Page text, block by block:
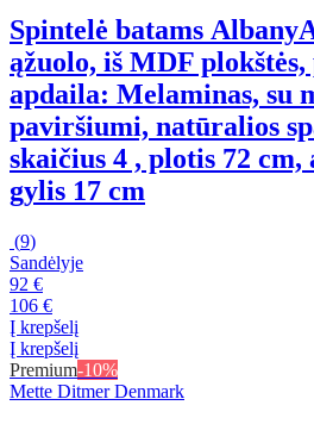
Spintelė batams Albany
ąžuolo, iš MDF
apdaila: Melaminas, su
paviršiumi, natūralios
skaičius 4 , plotis 72 cm,
gylis 17 cm
(9)
Sandėlyje
92 €
106 €
Į krepšelį
Į krepšelį
Premium-10%
Mette Ditmer Denmark